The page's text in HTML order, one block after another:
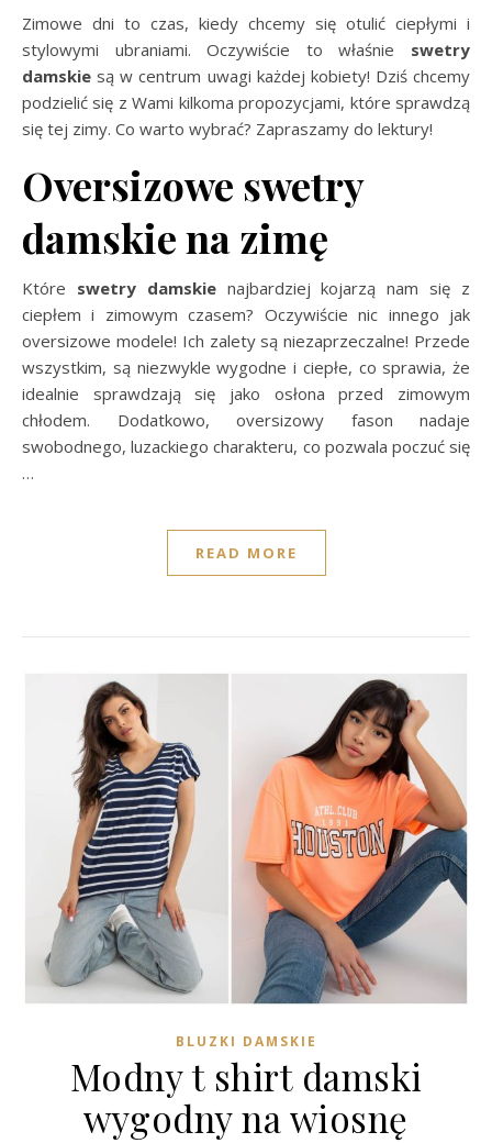
Zimowe dni to czas, kiedy chcemy się otulić ciepłymi i
stylowymi ubraniami. Oczywiście to właśnie swetry
damskie są w centrum uwagi każdej kobiety! Dziś chcemy
podzielić się z Wami kilkoma propozycjami, które sprawdzą
się tej zimy. Co warto wybrać? Zapraszamy do lektury!
Oversizowe swetry
damskie na zimę
Które swetry damskienajbardziej kojarzą nam się z
ciepłem i zimowym czasem? Oczywiście nic innego jak
oversizowe modele! Ich zalety są niezaprzeczalne! Przede
wszystkim, są niezwykle wygodne i ciepłe, co sprawia, że
idealnie sprawdzają się jako osłona przed zimowym
chłodem. Dodatkowo, oversizowy fason nadaje
swobodnego, luzackiego charakteru, co pozwala poczuć się
…
READ MORE
BLUZKI DAMSKIE
Modny t shirt damski
wygodny na wiosnę